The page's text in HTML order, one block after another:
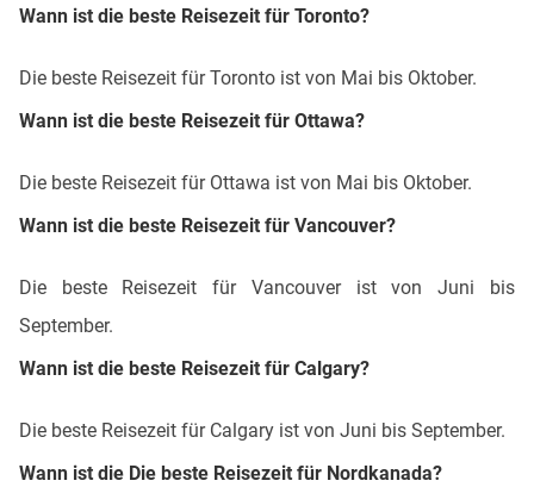
Wann ist die beste Reisezeit für Toronto?
Die beste Reisezeit für Toronto ist von Mai bis Oktober.
Wann ist die beste Reisezeit für Ottawa?
Die beste Reisezeit für Ottawa ist von Mai bis Oktober.
Wann ist die beste Reisezeit für Vancouver?
Die beste Reisezeit für Vancouver ist von Juni bis
September.
Wann ist die beste Reisezeit für Calgary?
Die beste Reisezeit für Calgary ist von Juni bis September.
Wann ist die Die beste Reisezeit für Nordkanada?